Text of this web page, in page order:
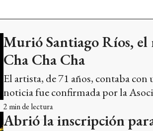
Murió Santiago Ríos, el
Cha Cha Cha
El artista, de 71 años, contaba
noticia fue confirmada por la
2 min de lectura
Abrió la inscripción